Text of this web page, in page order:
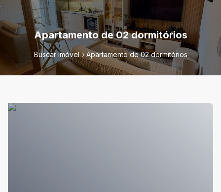
Apartamento de 02 dormitórios
Buscar imóvel Apartamento de 02 dormitórios